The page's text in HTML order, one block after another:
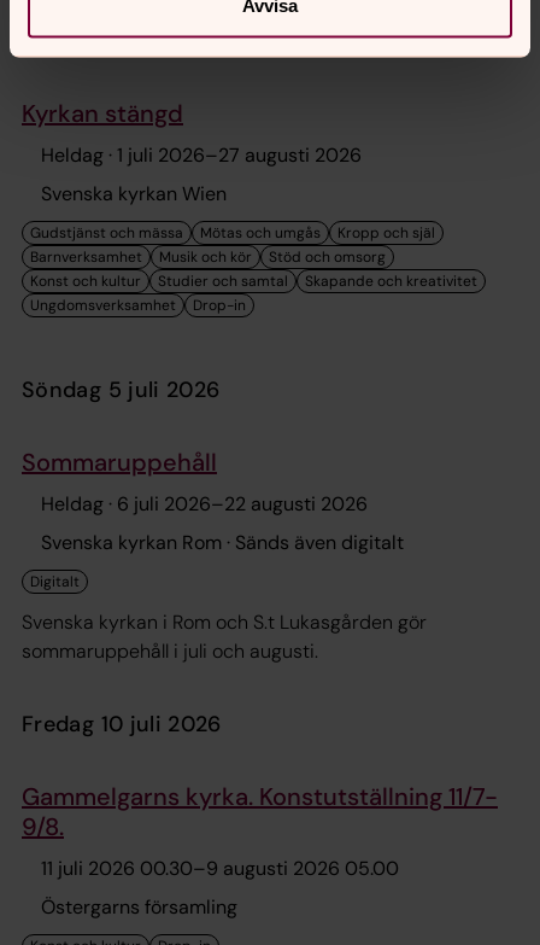
Avvisa
tisdag 30 juni 2026
Kyrkan stängd
Heldag · 1 juli 2026–27 augusti 2026
Svenska kyrkan Wien
söndag 5 juli 2026
Sommaruppehåll
Heldag · 6 juli 2026–22 augusti 2026
Svenska kyrkan Rom · Sänds även digitalt
Svenska kyrkan i Rom och S.t Lukasgården gör
sommaruppehåll i juli och augusti.
fredag 10 juli 2026
Gammelgarns kyrka. Konstutställning 11/7-
9/8.
11 juli 2026 00.30–9 augusti 2026 05.00
Östergarns församling